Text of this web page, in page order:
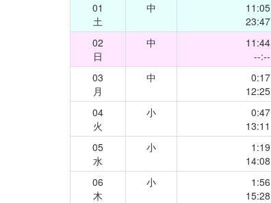
01
土
中
11:05
23:47
02
日
中
11:44
--:--
03
月
中
0:17
12:25
04
火
小
0:47
13:11
05
水
小
1:19
14:08
06
木
小
1:56
15:28